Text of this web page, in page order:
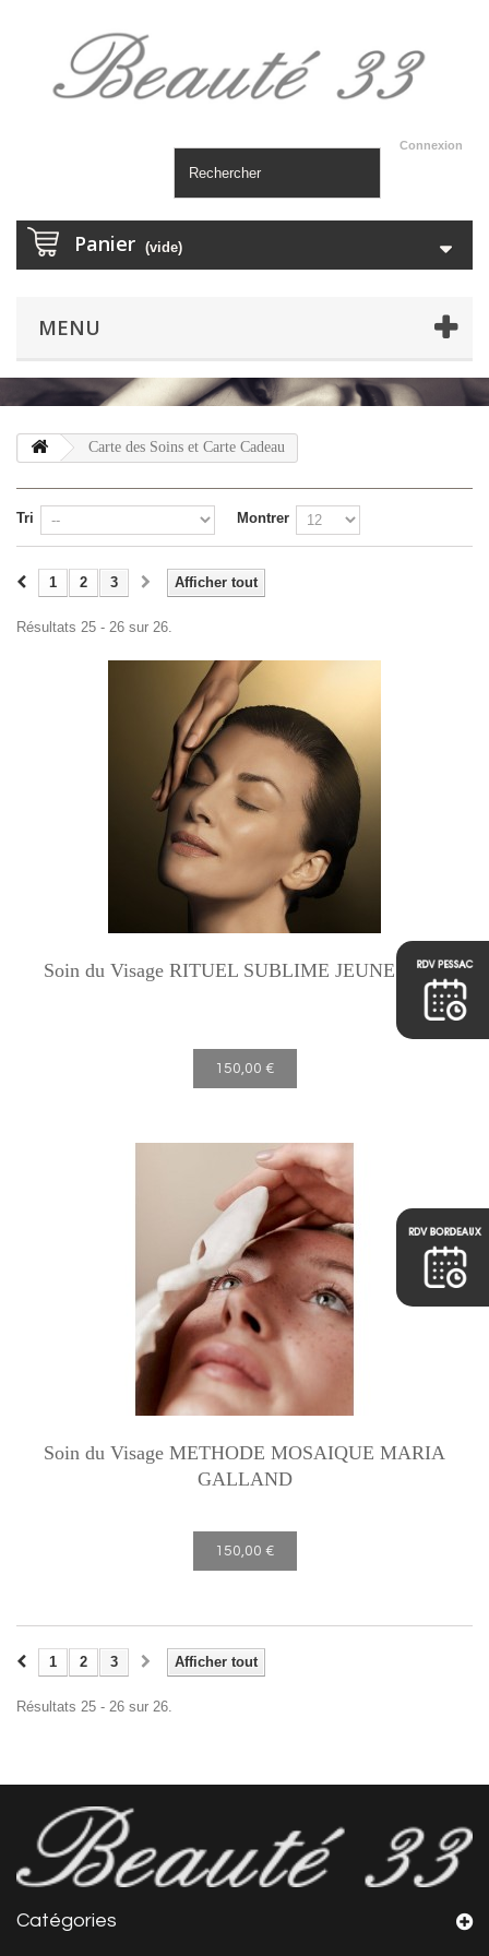
Connexion
Panier (vide)
MENU
Carte des Soins et Carte Cadeau
Tri Montrer
Afficher tout
1 2 3
Résultats 25 - 26 sur 26.
Soin du Visage RITUEL SUBLIME JEUNESSE...
150,00 €
Soin du Visage METHODE MOSAIQUE MARIA
GALLAND
150,00 €
Afficher tout
1 2 3
Résultats 25 - 26 sur 26.
Catégories